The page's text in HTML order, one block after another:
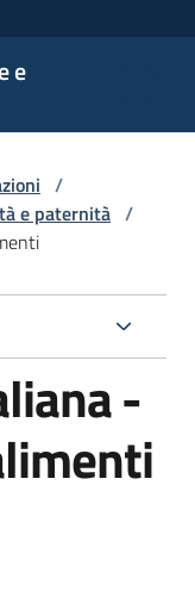
e
/
e paternità /
-